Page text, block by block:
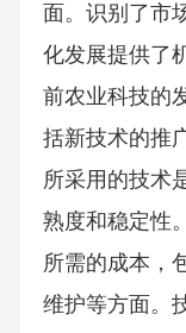
面。识别了市
化发展提供了
前农业科技的
括新技术的推
所采用的技术
熟度和稳定性
所需的成本，
维护等方面。